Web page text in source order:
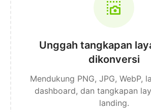
Unggah tangkapan
dikonversi
Mendukung PNG, JPG, WebP,
dashboard, dan tangkapan
landing.